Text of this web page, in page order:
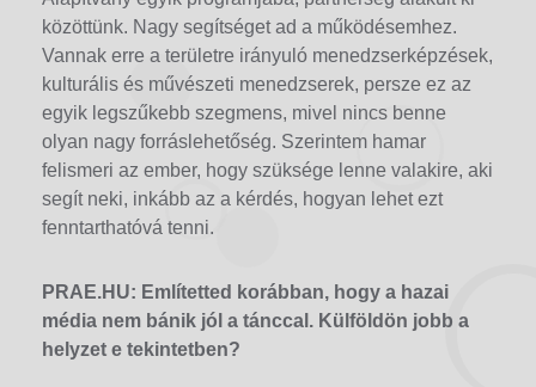
közöttünk. Nagy segítséget ad a működésemhez.
Vannak erre a területre irányuló menedzserképzések,
kulturális és művészeti menedzserek, persze ez az
egyik legszűkebb szegmens, mivel nincs benne
olyan nagy forráslehetőség. Szerintem hamar
felismeri az ember, hogy szüksége lenne valakire, aki
segít neki, inkább az a kérdés, hogyan lehet ezt
fenntarthatóvá tenni.
PRAE.HU: Említetted korábban, hogy a hazai
média nem bánik jól a tánccal. Külföldön jobb a
helyzet e tekintetben?